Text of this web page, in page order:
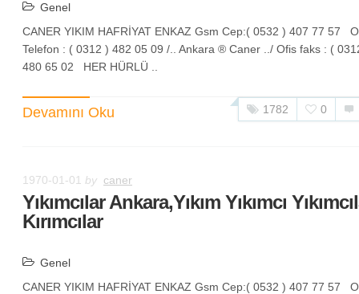
Genel
CANER YIKIM HAFRİYAT ENKAZ Gsm Cep:( 0532 ) 407 77 57
Telefon : ( 0312 ) 482 05 09 /.. Ankara ® Caner ../ Ofis faks : (
480 65 02 HER HÜRLÜ ..
Devamını Oku 1782 0
1970-01-01 by caner
Yıkımcılar Ankara,Yıkım Yıkımcı
Kırımcılar
Genel
CANER YIKIM HAFRİYAT ENKAZ Gsm Cep:( 0532 ) 407 77 57